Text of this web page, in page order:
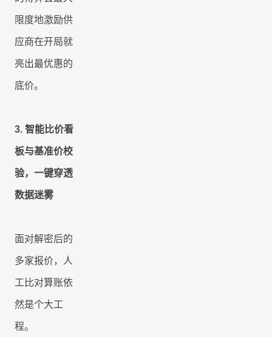
限度地激励供
应商在开局就
亮出最优惠的
底价。
3. 智能比价看
板与基准价校
验，一键穿透
数据迷雾
面对解密后的
多家报价，人
工比对算账依
然是个大工
程。